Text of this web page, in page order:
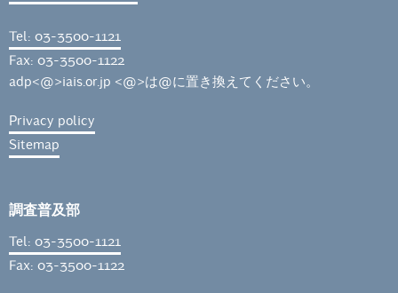
Tel: 03-3500-1121
Fax: 03-3500-1122
adp<@>iais.or.jp <@>は@に置き換えてください。
Privacy policy
Sitemap
調査普及部
Tel: 03-3500-1121
Fax: 03-3500-1122